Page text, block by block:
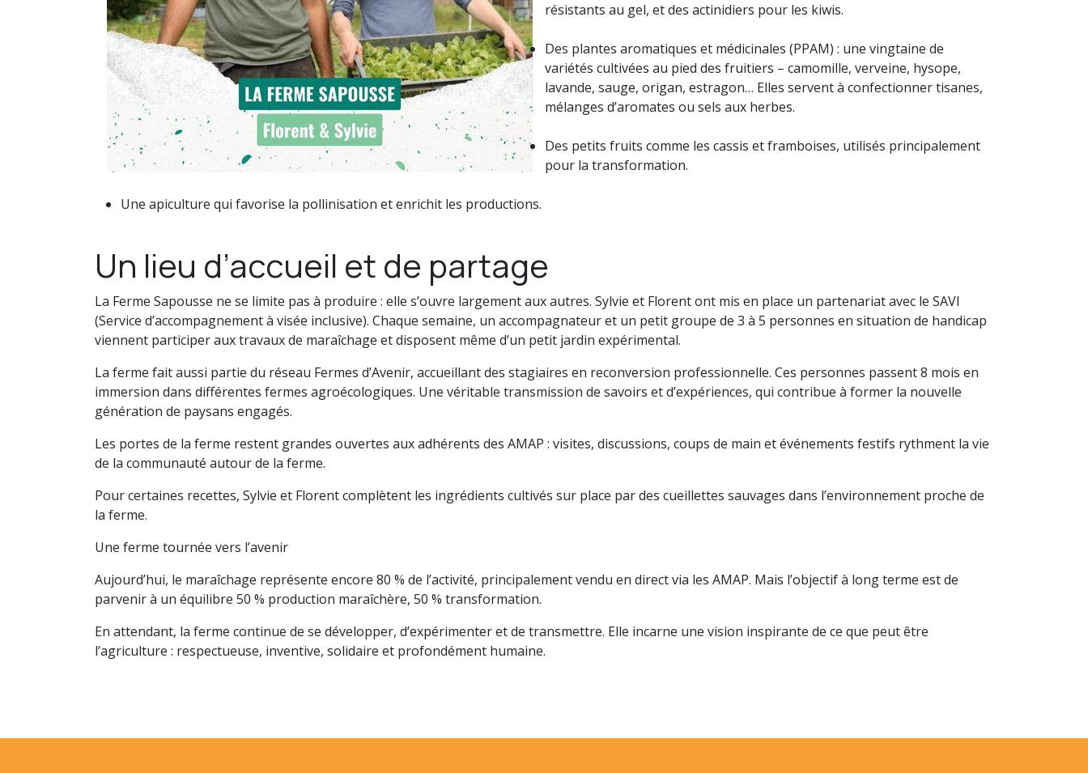
résistants au gel, et des actinidiers pour les kiwis.
Des plantes aromatiques et médicinales (PPAM) : une vingtaine de
variétés cultivées au pied des fruitiers – camomille, verveine, hysope,
lavande, sauge, origan, estragon… Elles servent à confectionner tisanes,
mélanges d’aromates ou sels aux herbes.
Des petits fruits comme les cassis et framboises, utilisés principalement
pour la transformation.
Une apiculture qui favorise la pollinisation et enrichit les productions.
Un lieu d’accueil et de partage
La Ferme Sapousse ne se limite pas à produire : elle s’ouvre largement aux autres. Sylvie et Florent ont mis en place un partenariat avec le SAVI
(Service d’accompagnement à visée inclusive). Chaque semaine, un accompagnateur et un petit groupe de 3 à 5 personnes en situation de handicap
viennent participer aux travaux de maraîchage et disposent même d’un petit jardin expérimental.
La ferme fait aussi partie du réseau Fermes d’Avenir, accueillant des stagiaires en reconversion professionnelle. Ces personnes passent 8 mois en
immersion dans différentes fermes agroécologiques. Une véritable transmission de savoirs et d’expériences, qui contribue à former la nouvelle
génération de paysans engagés.
Les portes de la ferme restent grandes ouvertes aux adhérents des AMAP : visites, discussions, coups de main et événements festifs rythment la vie
de la communauté autour de la ferme.
Pour certaines recettes, Sylvie et Florent complètent les ingrédients cultivés sur place par des cueillettes sauvages dans l’environnement proche de
la ferme.
Une ferme tournée vers l’avenir
Aujourd’hui, le maraîchage représente encore 80 % de l’activité, principalement vendu en direct via les AMAP. Mais l’objectif à long terme est de
parvenir à un équilibre 50 % production maraîchère, 50 % transformation.
En attendant, la ferme continue de se développer, d’expérimenter et de transmettre. Elle incarne une vision inspirante de ce que peut être
l’agriculture : respectueuse, inventive, solidaire et profondément humaine.